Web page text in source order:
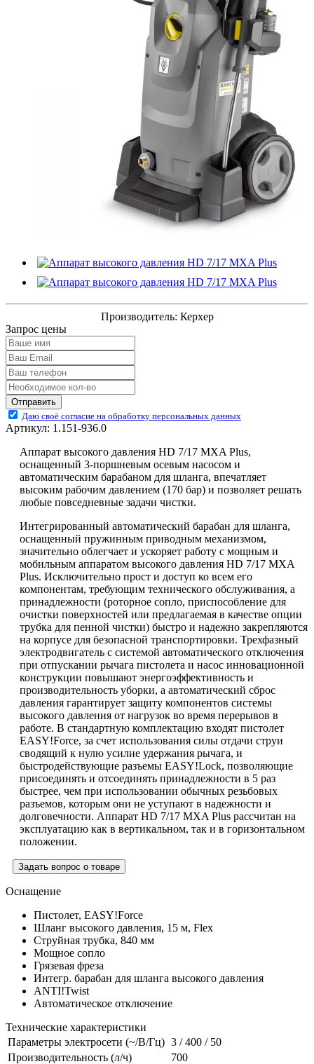
Производитель: Керхер
Запрос цены
Отправить
Даю своё согласие на обработку персональных данных
Артикул: 1.151-936.0
Аппарат высокого давления HD 7/17 MXA Plus,
оснащенный 3-поршневым осевым насосом и
автоматическим барабаном для шланга, впечатляет
высоким рабочим давлением (170 бар) и позволяет решать
любые повседневные задачи чистки.
Интегрированный автоматический барабан для шланга,
оснащенный пружинным приводным механизмом,
значительно облегчает и ускоряет работу с мощным и
мобильным аппаратом высокого давления HD 7/17 MXA
Plus. Исключительно прост и доступ ко всем его
компонентам, требующим технического обслуживания, а
принадлежности (роторное сопло, приспособление для
очистки поверхностей или предлагаемая в качестве опции
трубка для пенной чистки) быстро и надежно закрепляются
на корпусе для безопасной транспортировки. Трехфазный
электродвигатель с системой автоматического отключения
при отпускании рычага пистолета и насос инновационной
конструкции повышают энергоэффективность и
производительность уборки, а автоматический сброс
давления гарантирует защиту компонентов системы
высокого давления от нагрузок во время перерывов в
работе. В стандартную комплектацию входят пистолет
EASY!Force, за счет использования силы отдачи струи
сводящий к нулю усилие удержания рычага, и
быстродействующие разъемы EASY!Lock, позволяющие
присоединять и отсоединять принадлежности в 5 раз
быстрее, чем при использовании обычных резьбовых
разъемов, которым они не уступают в надежности и
долговечности. Аппарат HD 7/17 MXA Plus рассчитан на
эксплуатацию как в вертикальном, так и в горизонтальном
положении.
Задать вопрос о товаре
Оснащение
Пистолет, EASY!Force
Шланг высокого давления, 15 м, Flex
Струйная трубка, 840 мм
Мощное сопло
Грязевая фреза
Интегр. барабан для шланга высокого давления
ANTI!Twist
Автоматическое отключение
Технические характеристики
Параметры электросети (~/В/Гц) 3 / 400 / 50
Производительность (л/ч)
700